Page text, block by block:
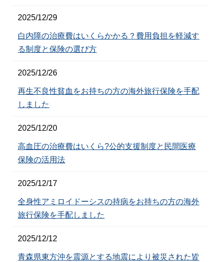
2025/12/29
白内障の治療費はいくらかかる？費用負担を軽減す
る制度と保険の選び方
2025/12/26
再生不良性貧血をお持ちの方の海外旅行保険を手配
しました
2025/12/20
高血圧の治療費はいくら?公的支援制度と民間医療
保険の活用法
2025/12/17
全身性アミロイドーシスの持病をお持ちの方の海外
旅行保険を手配しました
2025/12/12
青森県東方沖を震源とする地震により被災された皆